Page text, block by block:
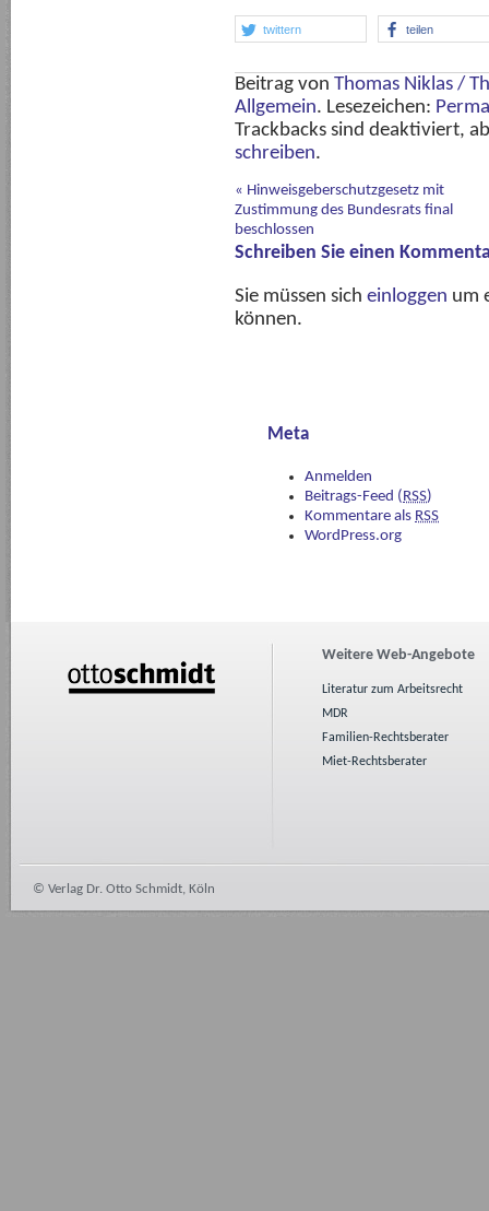
twittern teilen
Beitrag von Thomas Niklas /
Allgemein. Lesezeichen:
Trackbacks sind deaktiviert,
schreiben.
« Hinweisgeberschutzgesetz mit
Zustimmung des Bundesrats final
beschlossen
Schreiben Sie einen
Sie müssen sich einloggen um
können.
Meta
Anmelden
Beitrags-Feed ( RSS)
Kommentare als RSS
WordPress.org
Weitere Web-Angebote
Literatur zum Arbeitsrecht
MDR
Familien-Rechtsberater
Miet-Rechtsberater
© Verlag Dr. Otto Schmidt, Köln